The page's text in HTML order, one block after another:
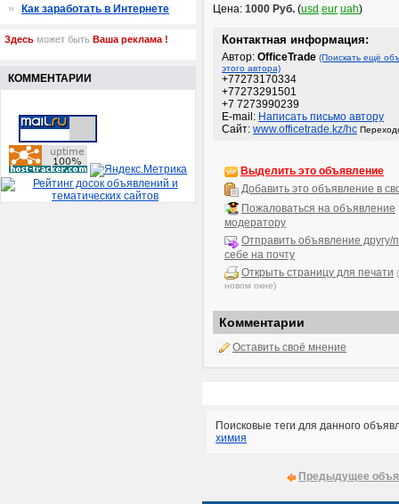
Цена: 1000 Руб. (usd eur uah)
Контактная информация:
Автор: OfficeTrade (Поискать ещё
этого автора)
+77273170334
+77273291501
+7 7273990239
E-mail: Написать письмо автору
Сайт: www.officetrade.kz/hc
Выделить это объявление
Добавить это объявление в
Пожаловаться на объявление
модератору
Отправить объявление другу/
себе на почту
Открыть страницу для печати
новом окне)
Комментарии
Оставить своё мнение
Поисковые теги для данного
химия
Предыдущее
Как заработать в Интернете
Здесь может быть Ваша реклама !
КОММЕНТАРИИ